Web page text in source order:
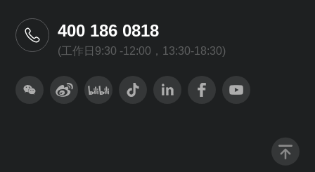
400 186 0818
(工作日9:30 -12:00，13:30-18:30)